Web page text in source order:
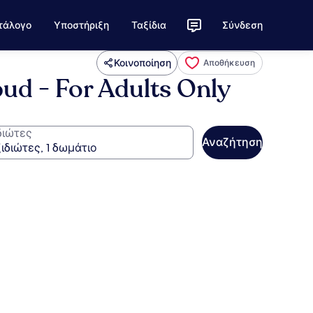
Υποστήριξη Ταξίδια Σύνδεση
Κοινοποίηση Αποθήκευση
- For Adults Only
Αναζήτηση